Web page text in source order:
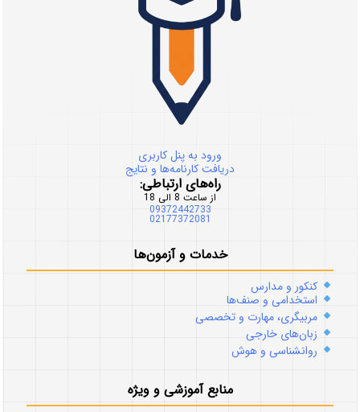
ورود به پنل کاربری
دریافت کارنامه‌ها و نتایج
راه‌های ارتباطی:
از ساعت 8 الی 18
09372442733
02177372081
خدمات و آزمون‌ها
کنکور و مدارس
استخدامی و صنف‌ها
مربیگری، مهارت و تخصصی
زبان‌های خارجی
روانشناسی و هوش
منابع آموزشی و ویژه